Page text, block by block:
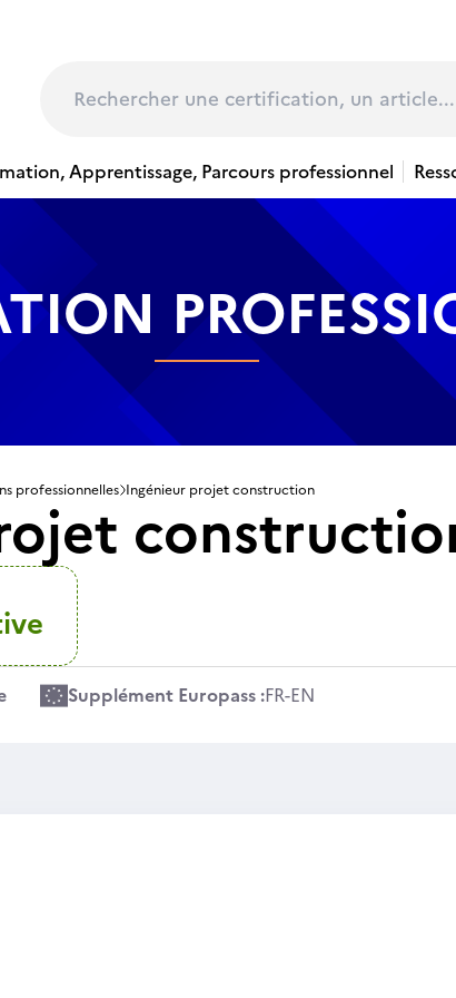
Apprentissage, Parcours professionnel
professionnelles Ingénieur projet construction
Supplément Europass :FR-EN